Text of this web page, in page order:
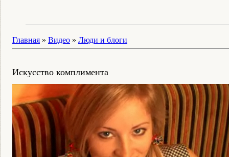
Главная » Видео » Люди и блоги
Искусство комплимента